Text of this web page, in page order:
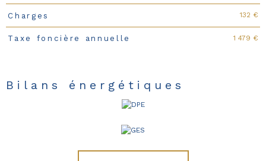
Charges 132 €
Taxe foncière annuelle 1 479 €
Bilans énergétiques